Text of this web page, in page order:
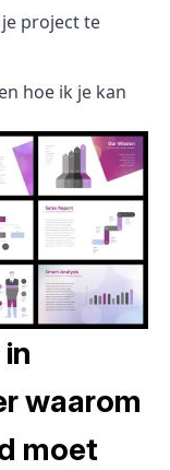
project te
hoe ik je kan
waarom
moet